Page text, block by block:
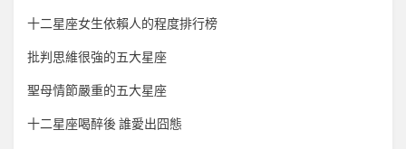
十二星座女生依賴人的程度排行榜
批判思維很強的五大星座
聖母情節嚴重的五大星座
十二星座喝醉後 誰愛出囧態